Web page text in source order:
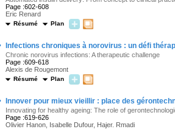
Page :602-608
Eric Renard
Résumé Plan
Infections chroniques à norovirus : un défi
Chronic norovirus infections: A therapeutic challenge
Page :609-618
Alexis de Rougemont
Résumé Plan
Innover pour mieux vieillir : place des
Innovating for healthy ageing: The role of
Page :619-626
Olivier Hanon, Isabelle Dufour, Hajer. Rmadi